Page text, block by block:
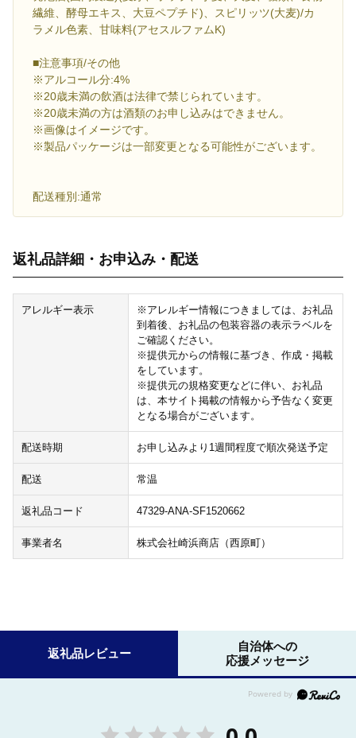
繊維、酵母エキス、大豆ペプチド)、スピリッツ(大麦)/カ
ラメル色素、甘味料(アセスルファムK)
■注意事項/その他
※アルコール分:4%
※20歳未満の飲酒は法律で禁じられています。
※20歳未満の方は酒類のお申し込みはできません。
※画像はイメージです。
※製品パッケージは一部変更となる可能性がございます。
配送種別:通常
返礼品詳細・お申込み・配送
アレルギー表示
※アレルギー情報につきましては、お礼品
到着後、お礼品の包装容器の表示ラベルを
ご確認ください。
※提供元からの情報に基づき、作成・掲載
をしています。
※提供元の規格変更などに伴い、お礼品
は、本サイト掲載の情報から予告なく変更
となる場合がございます。
配送時期 お申し込みより1週間程度で順次発送予定
配送 常温
返礼品コード 47329-ANA-SF1520662
事業者名 株式会社崎浜商店（西原町）
返礼品レビュー
自治体への
応援メッセージ